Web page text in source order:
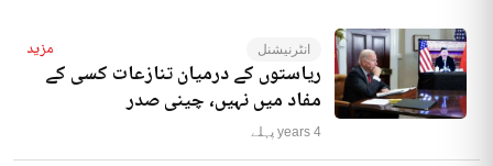
انٹرنیشنل مزید
ریاستوں کے درمیان تنازعات کسی کے
مفاد میں نہیں، چینی صدر
4 years پہلے